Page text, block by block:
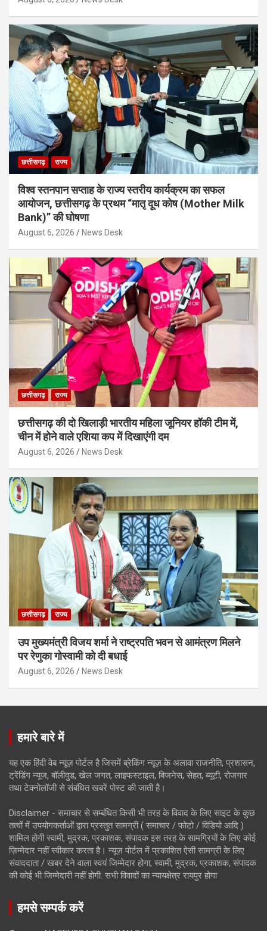
छत्तीसगढ़ राज्य
विश्व स्तनपान सप्ताह के राज्य स्तरीय कार्यक्रम का सफल
आयोजन, छत्तीसगढ़ के प्रथम “मातृ दूध कोष (Mother Milk
Bank)” की घोषणा
August 6, 2026 News Desk
छत्तीसगढ़ राज्य
छत्तीसगढ़ की दो खिलाड़ी भारतीय महिला जूनियर हॉकी टीम में,
चीन में होने वाले एशिया कप में दिखाएंगी दम
August 6, 2026 News Desk
छत्तीसगढ़ राज्य
उप मुख्यमंत्री विजय शर्मा ने राष्ट्रपति भवन से आमंत्रण मिलने
पर रेणुका गोस्वामी को दी बधाई
August 6, 2026 News Desk
हमारे बारे में
यह एक हिंदी वेब न्यूज़ पोर्टल है जिसमें ब्रेकिंग न्यूज़ के अलावा राजनीति, प्रशासन,
ट्रेंडिंग न्यूज, बॉलीवुड, खेल जगत, लाइफस्टाइल, बिजनेस, सेहत, ब्यूटी, रोजगार
तथा टेक्नोलॉजी से संबंधित खबरें पोस्ट की जाती है।
Disclaimer - समाचार से सम्बंधित किसी भी तरह के विवाद के लिए साइट के कुछ
तत्वों में उपयोगकर्ताओं द्वारा प्रस्तुत सामग्री ( समाचार / फोटो / विडियो आदि )
शामिल होगी स्वामी, मुद्रक, प्रकाशक, संपादक इस तरह के सामग्रियों के लिए कोई
ज़िम्मेदार नहीं स्वीकार करता है। न्यूज़ पोर्टल में प्रकाशित ऐसी सामग्री के लिए
संवाददाता / खबर देने वाला स्वयं जिम्मेदार होगा, स्वामी, मुद्रक, प्रकाशक, संपादक
की कोई भी जिम्मेदारी नहीं होगी. सभी विवादों का न्यायक्षेत्र रायपुर होगा
हमसे सम्पर्क करें